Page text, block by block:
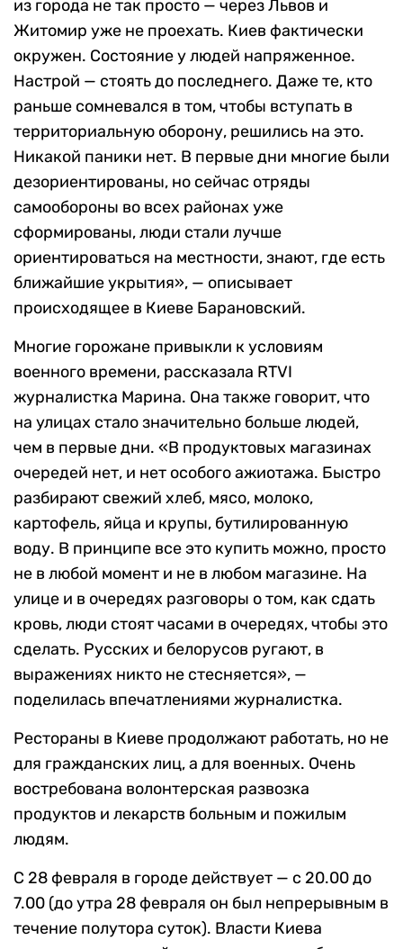
из города не так просто — через Львов и
Житомир уже не проехать. Киев фактически
окружен. Состояние у людей напряженное.
Настрой — стоять до последнего. Даже те, кто
раньше сомневался в том, чтобы вступать в
территориальную оборону, решились на это.
Никакой паники нет. В первые дни многие были
дезориентированы, но сейчас отряды
самообороны во всех районах уже
сформированы, люди стали лучше
ориентироваться на местности, знают, где есть
ближайшие укрытия», — описывает
происходящее в Киеве Барановский.
Многие горожане привыкли к условиям
военного времени, рассказала RTVI
журналистка Марина. Она также говорит, что
на улицах стало значительно больше людей,
чем в первые дни. «В продуктовых магазинах
очередей нет, и нет особого ажиотажа. Быстро
разбирают свежий хлеб, мясо, молоко,
картофель, яйца и крупы, бутилированную
воду. В принципе все это купить можно, просто
не в любой момент и не в любом магазине. На
улице и в очередях разговоры о том, как сдать
кровь, люди стоят часами в очередях, чтобы это
сделать. Русских и белорусов ругают, в
выражениях никто не стесняется», —
поделилась впечатлениями журналистка.
Рестораны в Киеве продолжают работать, но не
для гражданских лиц, а для военных. Очень
востребована волонтерская развозка
продуктов и лекарств больным и пожилым
людям.
С 28 февраля в городе действует — с 20.00 до
7.00 (до утра 28 февраля он был непрерывным в
течение полутора суток). Власти Киева